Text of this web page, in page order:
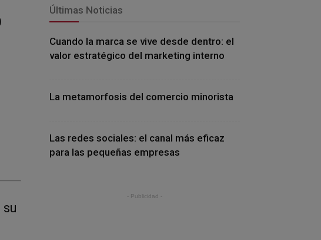
Últimas Noticias
Cuando la marca se vive desde dentro: el
valor estratégico del marketing interno
La metamorfosis del comercio minorista
Las redes sociales: el canal más eficaz
para las pequeñas empresas
- Publicidad -